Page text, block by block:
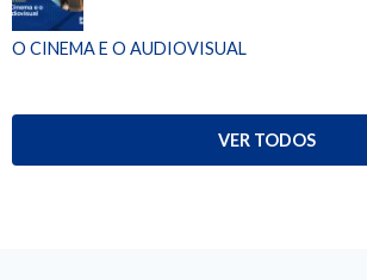
O CINEMA E O AUDIOVISUAL
VER TODOS